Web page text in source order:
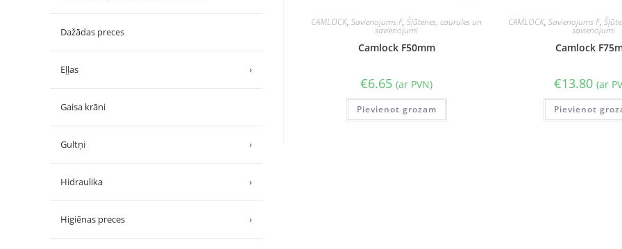
CAMLOCK,Savienojums F,Šļūtenes, caurules un
savienojumi
Camlock F50mm
€6.65 (ar PVN)
Pievienot grozam
CAMLOCK,Savienojums F,
savienojumi
Camlock
€13.80 (ar
Pievienot
Dažādas preces
Eļļas ›
Gaisa krāni
Gultņi ›
Hidraulika ›
Higiēnas preces ›